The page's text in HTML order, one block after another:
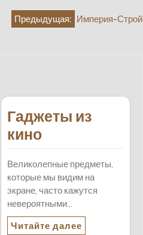
Предыдущая: Империя-Строй
Гаджеты из
кино
Великолепные предметы,
которые мы видим на
экране, часто кажутся
невероятными…
Читайте далее